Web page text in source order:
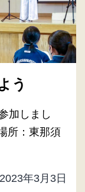
う
加しまし
所：東那須
2023年3月3日